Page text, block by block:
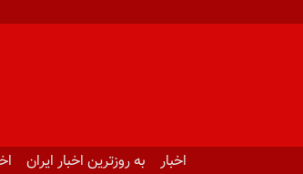
اخبار به روزترین اخبار ایران